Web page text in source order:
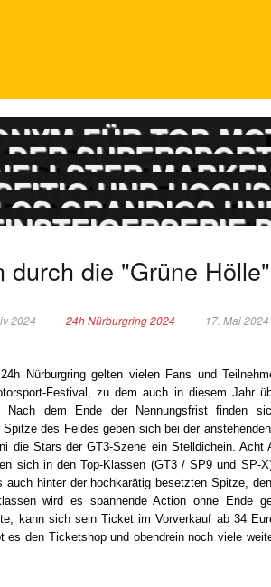
FÜR TOP-
GT MASTERS
GT4UND
GRANDIOS
durch die "Grüne Hölle"
2024 24h Nürburgring 2024 17. Mai 2024
Nürburgring gelten vielen Fans und
Festival, zu dem auch in diesem Jahr
Nach dem Ende der Nennungsfrist finden
Spitze des Feldes geben sich bei der
die Stars der GT3-Szene ein Stelldichein. Acht
sich in den Top-Klassen (GT3 / SP9 und SP-
auch hinter der hochkarätig besetzten Spitze,
wird es spannende Action ohne Ende
kann sich sein Ticket im Vorverkauf ab 34
es den Ticketshop und obendrein noch viele